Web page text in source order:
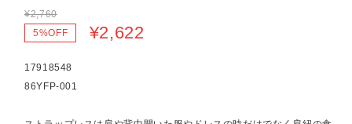
¥2,760
5%OFF
¥2,622
17918548
86YFP-001